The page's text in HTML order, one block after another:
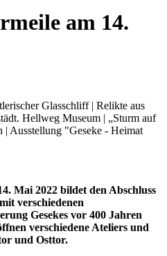
am 14.
Glasschliff | Relikte aus
Hellweg Museum | „Sturm auf
| Ausstellung "Geseke - Heimat
Mai 2022 bildet den Abschluss
verschiedenen
Gesekes vor 400 Jahren
verschiedene Ateliers und
und Osttor.